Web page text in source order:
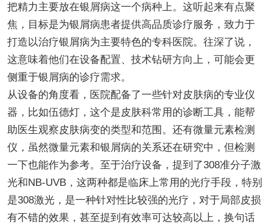
把精力主要放在银屑病这一个病种上。这听起来有点聚
焦，目标是为银屑病患者提供高品质诊疗服务，致力于
打造以治疗银屑病为主要特色的专科医院。往深了说，
这意味着他们在设备配置、技术钻研方向上，可能会更
侧重于银屑病的诊疗需求。
从设备的角度看，医院配备了一些针对皮肤病的专业仪
器，比如伍德灯，这个是皮肤科常用的诊断工具，能帮
助医生观察皮肤病变的类型和范围。还有微量元素检测
仪，虽然微量元素和银屑病的关系还在研究中，但检测
一下也能作为参考。至于治疗设备，提到了308准分子激
光和NB-UVB，这两种都是临床上常用的光疗手段，特别
是308激光，是一种针对性比较强的光疗，对于局部皮损
有不错的效果，甚至提到有效率可达较高以上，换句话